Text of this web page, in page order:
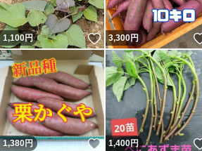
1,100円 いいね！
3,300円
1,380円 いいね！
1,400円